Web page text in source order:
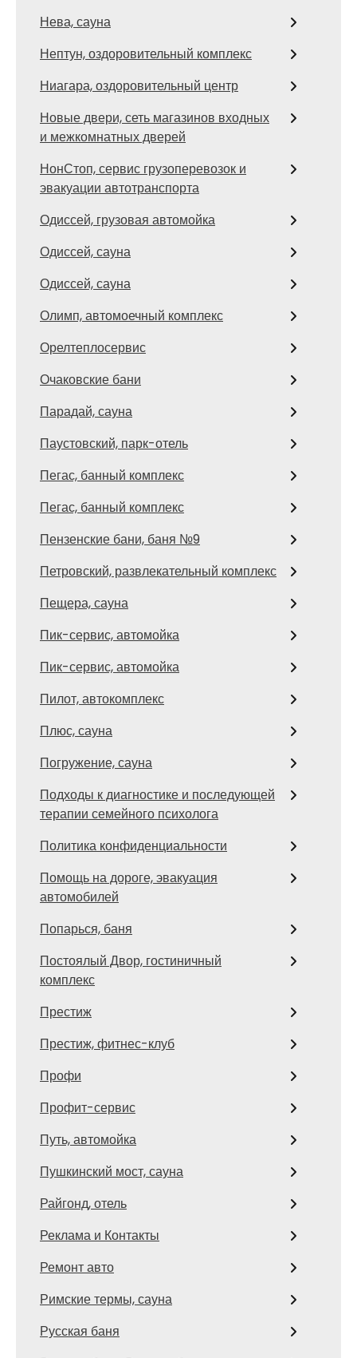
Нева, сауна
Нептун, оздоровительный комплекс
Ниагара, оздоровительный центр
Новые двери, сеть магазинов входных
и межкомнатных дверей
НонСтоп, сервис грузоперевозок и
эвакуации автотранспорта
Одиссей, грузовая автомойка
Одиссей, сауна
Одиссей, сауна
Олимп, автомоечный комплекс
Орелтеплосервис
Очаковские бани
Парадай, сауна
Паустовский, парк-отель
Пегас, банный комплекс
Пегас, банный комплекс
Пензенские бани, баня №9
Петровский, развлекательный комплекс
Пещера, сауна
Пик-сервис, автомойка
Пик-сервис, автомойка
Пилот, автокомплекс
Плюс, сауна
Погружение, сауна
Подходы к диагностике и последующей
терапии семейного психолога
Политика конфиденциальности
Помощь на дороге, эвакуация
автомобилей
Попарься, баня
Постоялый Двор, гостиничный
комплекс
Престиж
Престиж, фитнес-клуб
Профи
Профит-сервис
Путь, автомойка
Пушкинский мост, сауна
Райгонд, отель
Реклама и Контакты
Ремонт авто
Римские термы, сауна
Русская баня